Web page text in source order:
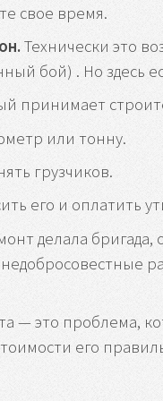
свое время.
Технически это
бой) . Но здесь
принимает
или тонну.
грузчиков.
его и оплатить
делала бригада,
— это проблема,
его